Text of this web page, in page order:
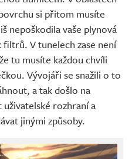
si přitom musíte
nepoškodila vaše plynová
filtrů. V tunelech zase není
tu musíte každou chvíli
Vývojáři se snažili o to
a tak došlo na
rozhraní a
jinými způsoby.